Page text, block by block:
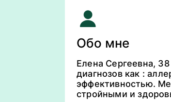
Обо мне
Елена Сергеевна,
диагнозов как :
эффективностью.
стройными и